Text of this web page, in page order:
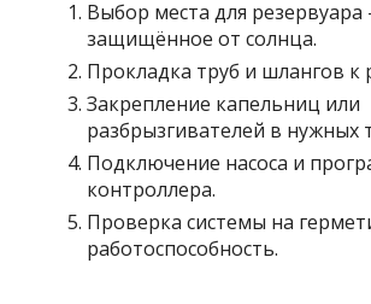
Выбор места для
защищённое от солнца.
Прокладка труб и шлангов к
Закрепление капельниц или
разбрызгивателей в нужных
Подключение насоса и
контроллера.
Проверка системы на
работоспособность.